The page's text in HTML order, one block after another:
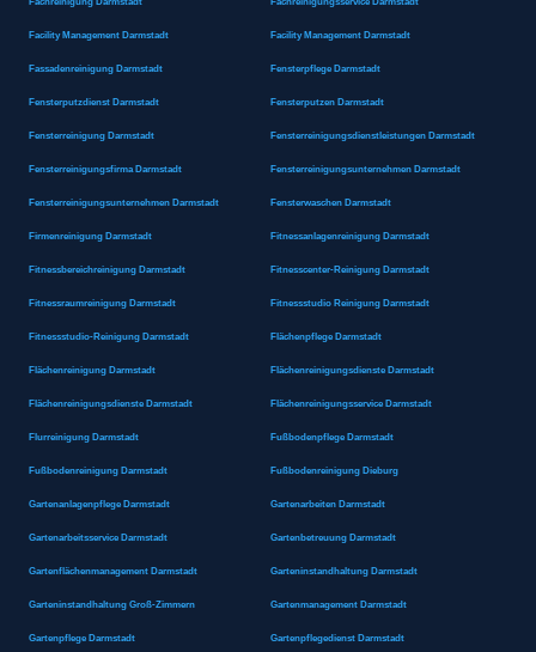
Facility Management Darmstadt Facility Management Darmstadt
Fassadenreinigung Darmstadt Fensterpflege Darmstadt
Fensterputzdienst Darmstadt Fensterputzen Darmstadt
Fensterreinigung Darmstadt Fensterreinigungsdienstleistungen Darmstadt
Fensterreinigungsfirma Darmstadt Fensterreinigungsunternehmen Darmstadt
Fensterreinigungsunternehmen Darmstadt Fensterwaschen Darmstadt
Firmenreinigung Darmstadt Fitnessanlagenreinigung Darmstadt
Fitnessbereichreinigung Darmstadt Fitnesscenter-Reinigung Darmstadt
Fitnessraumreinigung Darmstadt Fitnessstudio Reinigung Darmstadt
Fitnessstudio-Reinigung Darmstadt Flächenpflege Darmstadt
Flächenreinigung Darmstadt Flächenreinigungsdienste Darmstadt
Flächenreinigungsdienste Darmstadt Flächenreinigungsservice Darmstadt
Flurreinigung Darmstadt Fußbodenpflege Darmstadt
Fußbodenreinigung Darmstadt Fußbodenreinigung Dieburg
Gartenanlagenpflege Darmstadt Gartenarbeiten Darmstadt
Gartenarbeitsservice Darmstadt Gartenbetreuung Darmstadt
Gartenflächenmanagement Darmstadt Garteninstandhaltung Darmstadt
Garteninstandhaltung Groß-Zimmern Gartenmanagement Darmstadt
Gartenpflege Darmstadt Gartenpflegedienst Darmstadt